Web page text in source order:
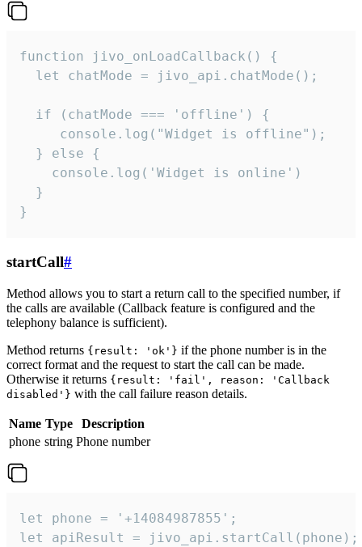
function jivo_onLoadCallback() {
  let chatMode = jivo_api.chatMode();
  if (chatMode === 'offline') {
     console.log("Widget is offline");
  } else {
    console.log('Widget is online')
  }
}
startCall#
Method allows you to start a return call to the specified number, if
the calls are available (Callback feature is configured and the
telephony balance is sufficient).
Method returns {result: 'ok'} if the phone number is in the
correct format and the request to start the call can be made.
Otherwise it returns {result: 'fail', reason: 'Callback
disabled'} with the call failure reason details.
Name Type
Description
phone string Phone number
let phone = '+14084987855';
let apiResult = jivo_api.startCall(phone);